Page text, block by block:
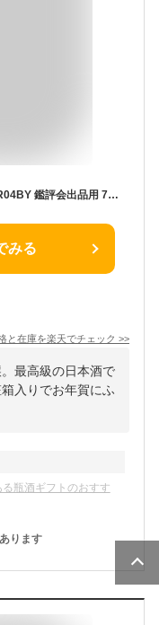
【数量限定】池亀 雫搾り大吟醸 斗瓶どり R04BY 鑑評会出品用 720ML（特製化粧箱入り）(ギフト プレゼント ランキング お土産 男性 女性 お返し 誕生日 内祝い お礼 お祝い 日本酒 お酒 酒 レア ご挨拶 手土産 退職祝い 上司 お父さん 最高級 お歳暮 御歳暮 お正月 お年賀)
みる
と在庫を楽天でチェック >>
最高級の日本酒で
入りでお年賀にふ
瓶酒ギフトのおすす
ります